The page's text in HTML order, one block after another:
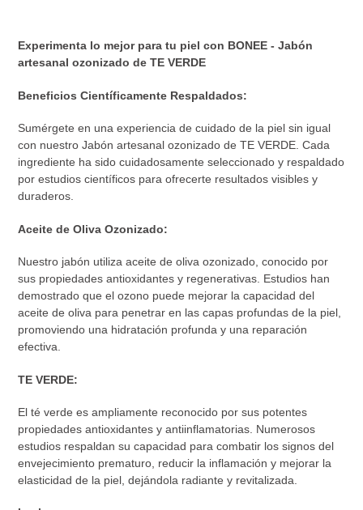
producto
tu
de
Experimenta lo mejor para tu piel con BONEE - Jabón
artesanal ozonizado de TE VERDE
Beneficios Científicamente Respaldados:
Sumérgete en una experiencia de cuidado de la piel sin igual
con nuestro Jabón artesanal ozonizado de TE VERDE. Cada
ingrediente ha sido cuidadosamente seleccionado y respaldado
por estudios científicos para ofrecerte resultados visibles y
duraderos.
Aceite de Oliva Ozonizado:
Nuestro jabón utiliza aceite de oliva ozonizado, conocido por
sus propiedades antioxidantes y regenerativas. Estudios han
demostrado que el ozono puede mejorar la capacidad del
aceite de oliva para penetrar en las capas profundas de la piel,
promoviendo una hidratación profunda y una reparación
efectiva.
TE VERDE:
El té verde es ampliamente reconocido por sus potentes
propiedades antioxidantes y antiinflamatorias. Numerosos
estudios respaldan su capacidad para combatir los signos del
envejecimiento prematuro, reducir la inflamación y mejorar la
elasticidad de la piel, dejándola radiante y revitalizada.